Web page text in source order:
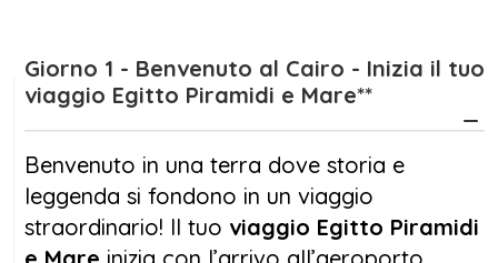
visita alle grandiosePiramidi di Giza. Qui,
potrai ammirare l'imponentePiramide di
Cheope, la più grande delle Sette Meraviglie
del Mondo Antico, e lasciarti affascinare
dalla misteriosaSfinge. Il tuo viaggio Egitto
Piramidi e Mare Marsa Alamprosegue con la
scoperta del Grande Museo Egizio(GEM), un
Giorno 1 - Benvenuto al Cairo - Inizia il tuo
viaggio Egitto Piramidi e Mare**
Benvenuto in una terra dove storia e
leggenda si fondono in un viaggio
straordinario! Il tuo viaggio Egitto Piramidi